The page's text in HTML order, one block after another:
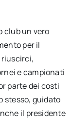
club un vero
per il
riuscirci,
e campionati
parte dei costi
stesso, guidato
il presidente